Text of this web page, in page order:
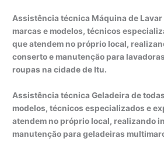
Assistência técnica Máquina de Lavar
marcas e modelos, técnicos
que atendem no próprio local,
conserto e manutenção para
roupas na cidade de Itu.
Assistência técnica Geladeira de
modelos, técnicos especializados e
atendem no próprio local, realizando
manutenção para geladeiras